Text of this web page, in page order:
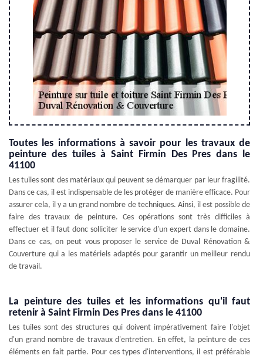
Toutes les informations à savoir pour les travaux de
peinture des tuiles à Saint Firmin Des Pres dans le
41100
Les tuiles sont des matériaux qui peuvent se démarquer par leur fragilité.
Dans ce cas, il est indispensable de les protéger de manière efficace. Pour
assurer cela, il y a un grand nombre de techniques. Ainsi, il est possible de
faire des travaux de peinture. Ces opérations sont très difficiles à
effectuer et il faut donc solliciter le service d'un expert dans le domaine.
Dans ce cas, on peut vous proposer le service de Duval Rénovation &
Couverture qui a les matériels adaptés pour garantir un meilleur rendu
de travail.
La peinture des tuiles et les informations qu'il faut
retenir à Saint Firmin Des Pres dans le 41100
Les tuiles sont des structures qui doivent impérativement faire l'objet
d'un grand nombre de travaux d'entretien. En effet, la peinture de ces
éléments en fait partie. Pour ces types d'interventions, il est préférable